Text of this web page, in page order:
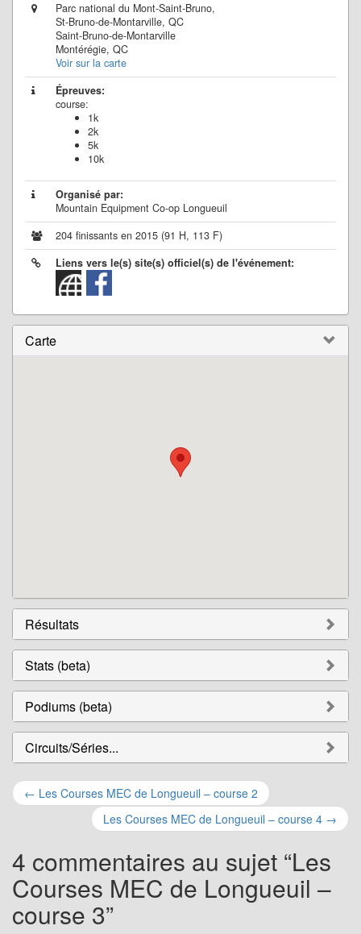
Parc national du Mont-Saint-Bruno,
St-Bruno-de-Montarville, QC
Saint-Bruno-de-Montarville
Montérégie, QC
Voir sur la carte
Épreuves:
course:
1k
2k
5k
10k
Organisé par:
Mountain Equipment Co-op Longueuil
204 finissants en 2015 (91 H, 113 F)
Liens vers le(s) site(s) officiel(s) de l'événement:
Carte
Résultats
Stats (beta)
Podiums (beta)
Circuits/Séries...
Navigation
les
articles
← Les Courses MEC de Longueuil – course 2
Les Courses MEC de Longueuil – course 4 →
4 commentaires au sujet “Les
Courses MEC de Longueuil –
course 3”